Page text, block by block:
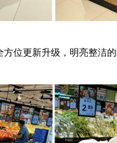
位更新升级，明亮整洁